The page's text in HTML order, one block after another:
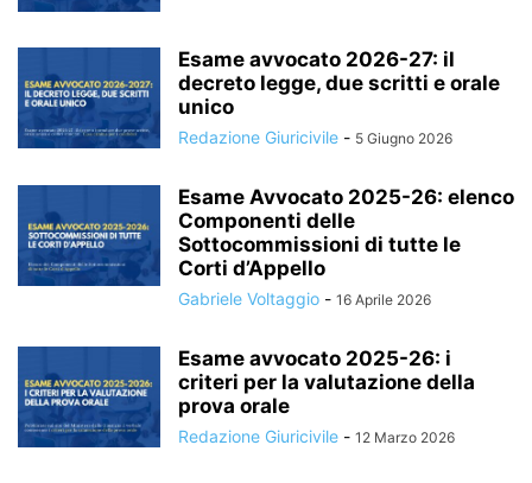
Esame avvocato 2026-27: il
decreto legge, due scritti e orale
unico
Redazione Giuricivile - 5 Giugno 2026
Esame Avvocato 2025-26: elenco
Componenti delle
Sottocommissioni di tutte le
Corti d’Appello
Gabriele Voltaggio - 16 Aprile 2026
Esame avvocato 2025-26: i
criteri per la valutazione della
prova orale
Redazione Giuricivile - 12 Marzo 2026